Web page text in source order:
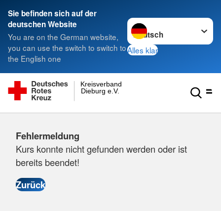
Sie befinden sich auf der
deutschen Website
You are on the German website,
you can use the switch to switch to
the English one
Sprache wechseln zu
Alles klar
Dieburg e.V.
Kreisverband
Fehlermeldung
Kurs konnte nicht gefunden werden oder ist
bereits beendet!